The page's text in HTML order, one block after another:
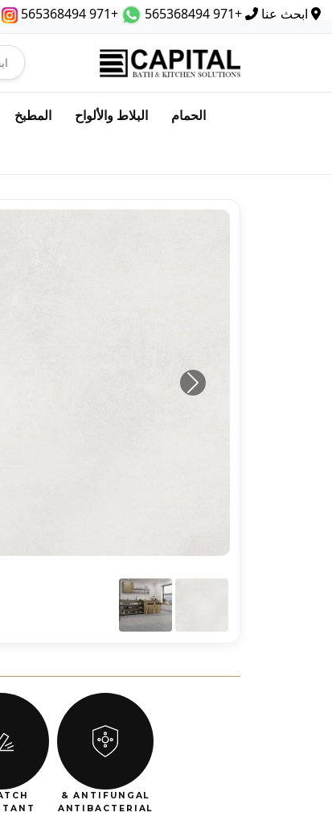
ابحث عنا +971 565368494
+971 565368494
الحمام البلاط والألواح المطبخ
ANTIFUNGAL &
ANTIBACTERIAL